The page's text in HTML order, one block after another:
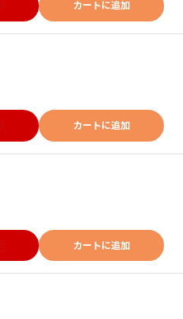
カートに追加
カートに追加
カートに追加